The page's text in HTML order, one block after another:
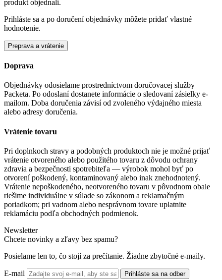
produkt objednali.
Prihláste sa a po doručení objednávky môžete pridať vlastné
hodnotenie.
Preprava a vrátenie
Doprava
Objednávky odosielame prostredníctvom doručovacej služby
Packeta. Po odoslaní dostanete informácie o sledovaní zásielky e-
mailom. Doba doručenia závisí od zvoleného výdajného miesta
alebo adresy doručenia.
Vrátenie tovaru
Pri doplnkoch stravy a podobných produktoch nie je možné prijať
vrátenie otvoreného alebo použitého tovaru z dôvodu ochrany
zdravia a bezpečnosti spotrebiteľa — výrobok mohol byť po
otvorení poškodený, kontaminovaný alebo inak znehodnotený.
Vrátenie nepoškodeného, neotvoreného tovaru v pôvodnom obale
riešime individuálne v súlade so zákonom a reklamačným
poriadkom; pri vadnom alebo nesprávnom tovare uplatnite
reklamáciu podľa obchodných podmienok.
Newsletter
Chcete novinky a zľavy bez spamu?
Posielame len to, čo stojí za prečítanie. Žiadne zbytočné e-maily.
E-mail Prihláste sa na odber